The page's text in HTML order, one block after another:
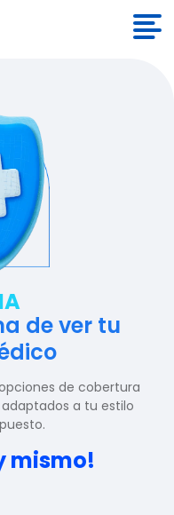
de ver tu
de cobertura
a tu estilo
mismo!